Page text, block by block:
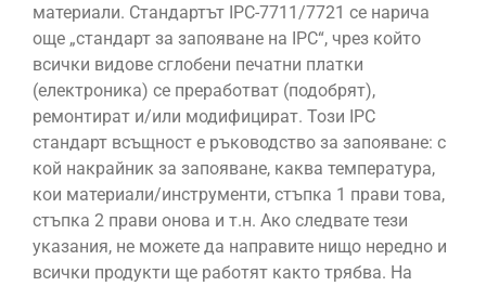
материали. Стандартът IPC-7711/7721 се нарича
още „стандарт за запояване на IPC“, чрез който
всички видове сглобени печатни платки
(електроника) се преработват (подобрят),
ремонтират и/или модифицират. Този IPC
стандарт всъщност е ръководство за запояване: с
кой накрайник за запояване, каква температура,
кои материали/инструменти, стъпка 1 прави това,
стъпка 2 прави онова и т.н. Ако следвате тези
указания, не можете да направите нищо нередно и
всички продукти ще работят както трябва. На